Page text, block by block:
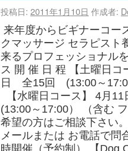
投稿日: 2011年1月10日 作成者:
来年度からビギナーコー
クマッサージ セラピスト
来るプロフェッショナ
ス 開 催 日 程 【土曜日
日 全15回 (13:00～
【水曜日コース】 4月
(13:00～17:00） （含む
希望の方はご相談下さい
メールまたは お電話で
時開催（予約制） 【Dog